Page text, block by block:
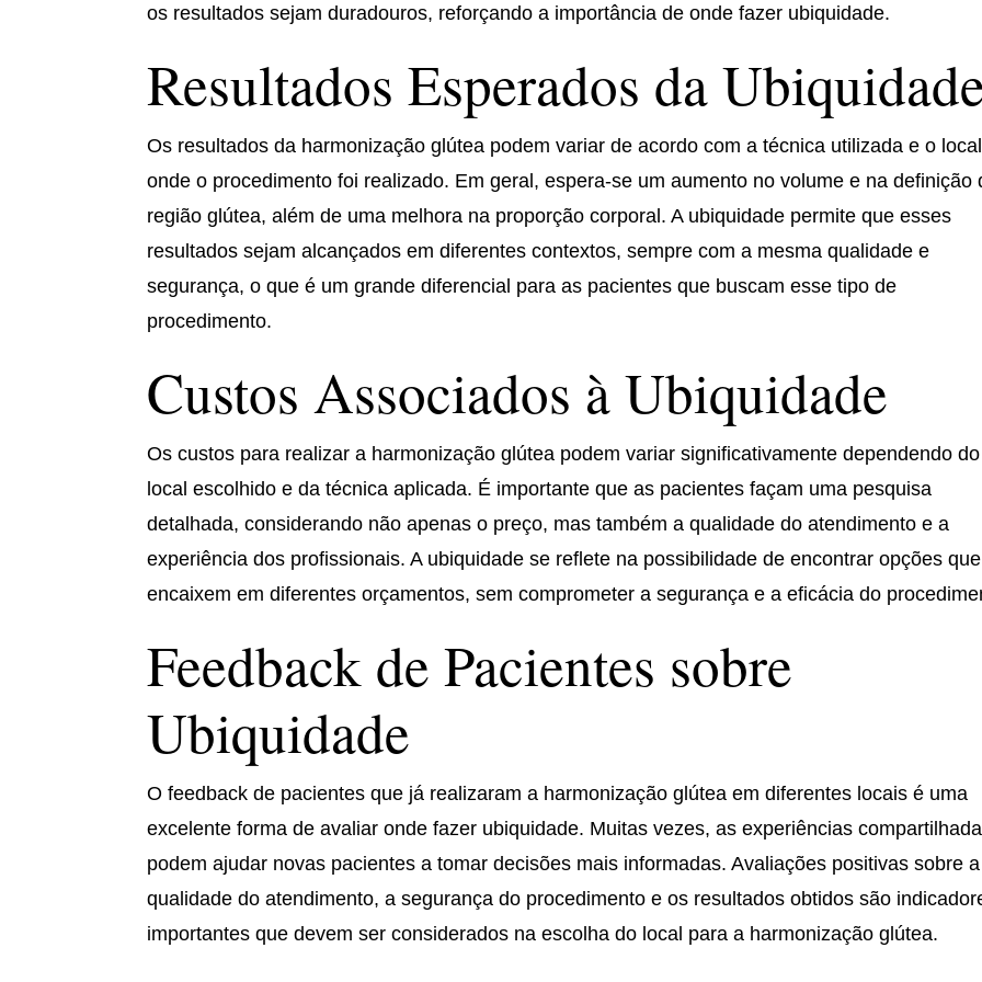
os resultados sejam duradouros, reforçando a importância de onde fazer ubiquidade.
Resultados Esperados da
Os resultados da harmonização glútea podem variar de acordo com a técnica utilizada e o local
onde o procedimento foi realizado. Em geral, espera-se um aumento no volume e na definição
região glútea, além de uma melhora na proporção corporal. A ubiquidade permite que esses
resultados sejam alcançados em diferentes contextos, sempre com a mesma qualidade e
segurança, o que é um grande diferencial para as pacientes que buscam esse tipo de
procedimento.
Custos Associados à Ubiquidade
Os custos para realizar a harmonização glútea podem variar significativamente dependendo do
local escolhido e da técnica aplicada. É importante que as pacientes façam uma pesquisa
detalhada, considerando não apenas o preço, mas também a qualidade do atendimento e a
experiência dos profissionais. A ubiquidade se reflete na possibilidade de encontrar opções
encaixem em diferentes orçamentos, sem comprometer a segurança e a eficácia do
Feedback de Pacientes sobre
Ubiquidade
O feedback de pacientes que já realizaram a harmonização glútea em diferentes locais é uma
excelente forma de avaliar onde fazer ubiquidade. Muitas vezes, as experiências
podem ajudar novas pacientes a tomar decisões mais informadas. Avaliações positivas sobre a
qualidade do atendimento, a segurança do procedimento e os resultados obtidos são
importantes que devem ser considerados na escolha do local para a harmonização glútea.